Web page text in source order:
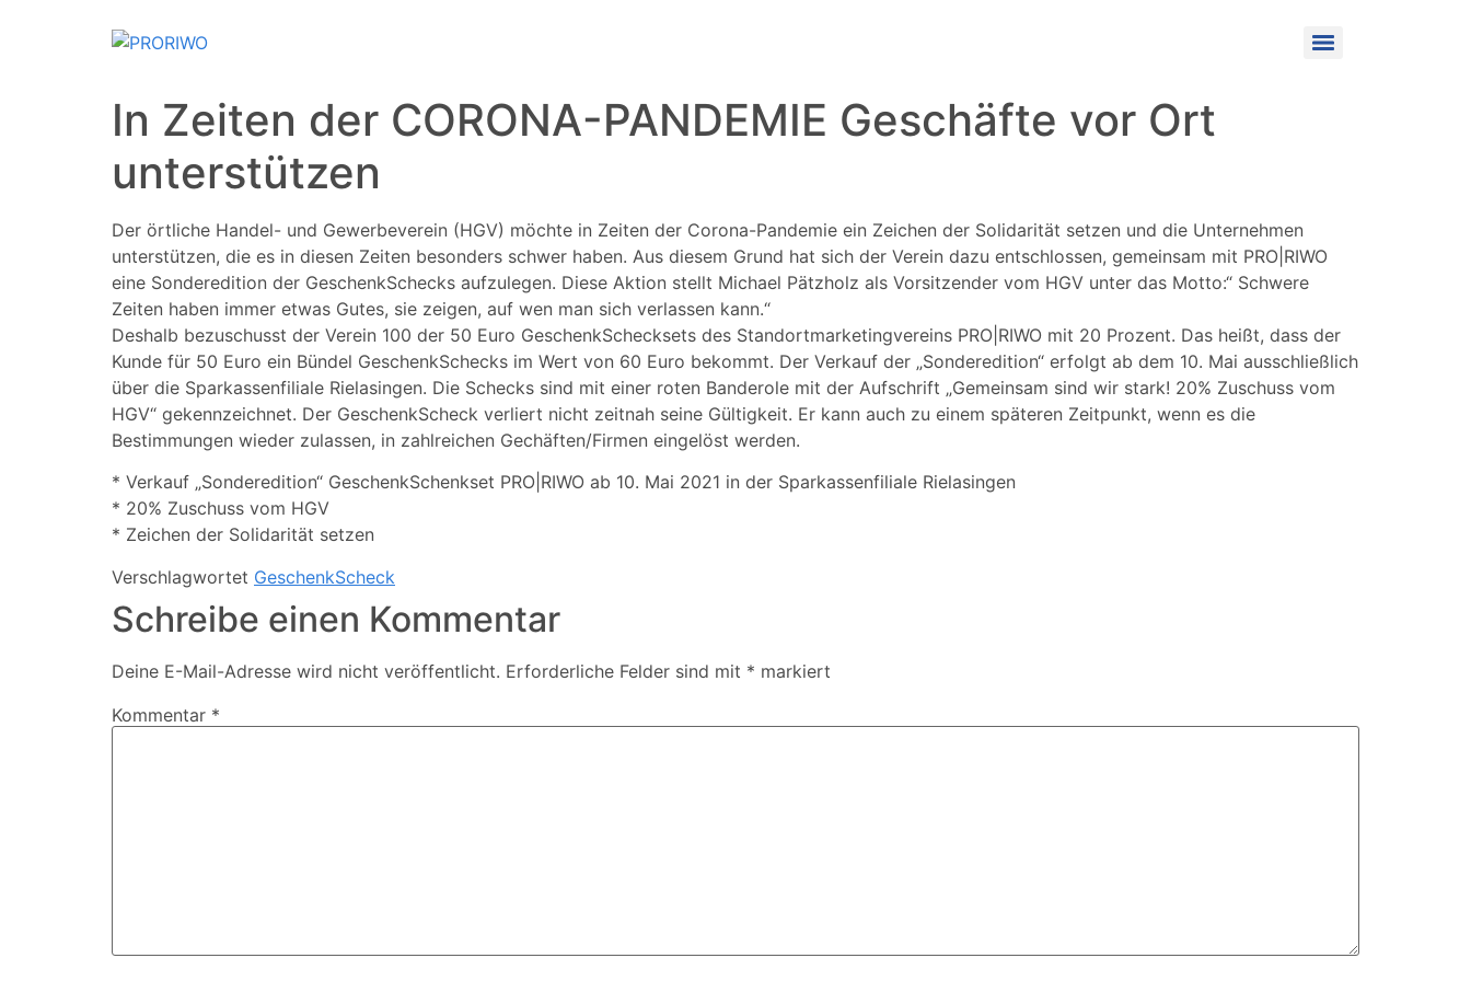
In Zeiten der CORONA-PANDEMIE Geschäfte vor Ort
unterstützen
Der örtliche Handel- und Gewerbeverein (HGV) möchte in Zeiten der Corona-Pandemie ein Zeichen der Solidarität setzen und die Unternehmen
unterstützen, die es in diesen Zeiten besonders schwer haben. Aus diesem Grund hat sich der Verein dazu entschlossen, gemeinsam mit PRO|RIWO
eine Sonderedition der GeschenkSchecks aufzulegen. Diese Aktion stellt Michael Pätzholz als Vorsitzender vom HGV unter das Motto:“ Schwere
Zeiten haben immer etwas Gutes, sie zeigen, auf wen man sich verlassen kann.“
Deshalb bezuschusst der Verein 100 der 50 Euro GeschenkSchecksets des Standortmarketingvereins PRO|RIWO mit 20 Prozent. Das heißt, dass der
Kunde für 50 Euro ein Bündel GeschenkSchecks im Wert von 60 Euro bekommt. Der Verkauf der „Sonderedition“ erfolgt ab dem 10. Mai ausschließlich
über die Sparkassenfiliale Rielasingen. Die Schecks sind mit einer roten Banderole mit der Aufschrift „Gemeinsam sind wir stark! 20% Zuschuss vom
HGV“ gekennzeichnet. Der GeschenkScheck verliert nicht zeitnah seine Gültigkeit. Er kann auch zu einem späteren Zeitpunkt, wenn es die
Bestimmungen wieder zulassen, in zahlreichen Gechäften/Firmen eingelöst werden.
* Verkauf „Sonderedition“ GeschenkSchenkset PRO|RIWO ab 10. Mai 2021 in der Sparkassenfiliale Rielasingen
* 20% Zuschuss vom HGV
* Zeichen der Solidarität setzen
Verschlagwortet GeschenkScheck
Schreibe einen Kommentar
Deine E-Mail-Adresse wird nicht veröffentlicht. Erforderliche Felder sind mit * markiert
Kommentar *